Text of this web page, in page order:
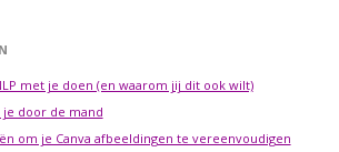
met je doen (en waarom jij dit ook wilt)
je door de mand
om je Canva afbeeldingen te vereenvoudigen